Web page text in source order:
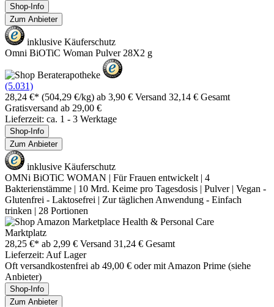
Shop-Info
Zum Anbieter
inklusive Käuferschutz
Omni BiOTiC Woman Pulver 28X2 g
(5.031)
28,24 €* (504,29 €/kg) ab 3,90 € Versand 32,14 € Gesamt
Gratisversand ab 29,00 €
Lieferzeit: ca. 1 - 3 Werktage
Shop-Info
Zum Anbieter
inklusive Käuferschutz
OMNi BiOTiC WOMAN | Für Frauen entwickelt | 4
Bakterienstämme | 10 Mrd. Keime pro Tagesdosis | Pulver | Vegan -
Glutenfrei - Laktosefrei | Zur täglichen Anwendung - Einfach
trinken | 28 Portionen
Marktplatz
28,25 €* ab 2,99 € Versand 31,24 € Gesamt
Lieferzeit: Auf Lager
Oft versandkostenfrei ab 49,00 € oder mit Amazon Prime (siehe
Anbieter)
Shop-Info
Zum Anbieter